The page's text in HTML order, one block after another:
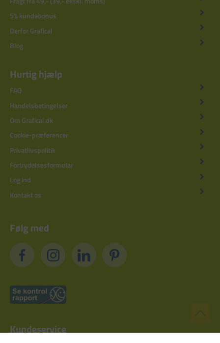
5% kundebonus
Derfor Grafical
Blog
Hurtig hjælp
FAQ
Handelsbetingelser
Om Grafical.dk
Cookie-præferencer
Privatlivspolitik
Fortrydelsesformular
Log ind
Kontakt os
Følg med
Kundeservice